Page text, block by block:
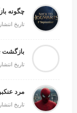
چگونه
تاریخ انتشار: 17 مرداد
تاریخ انتشار: 17 مرداد
مرد
تاریخ انتشار: 15 مرداد